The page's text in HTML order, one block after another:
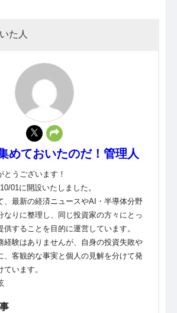
た人
めておいたのだ！管理人
とうございます！
01に開設いたしました。
、最新の経済ニュースやAI・半導体分野
なりに整理し、同じ投資家の方々にとっ
供することを目的に運営しています。
経験はありませんが、自身の投資失敗や
、客観的な事実と個人の見解を分けて発
います。